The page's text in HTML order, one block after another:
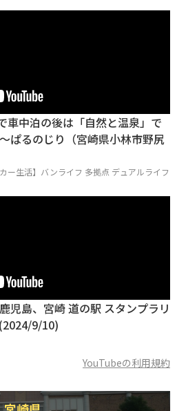
車中泊の後は「自然と温泉」で
ぱるのじり（宮崎県小林市野尻
ー生活】バンライフ 多拠点 デュアルライフ
児島、宮崎 道の駅 スタンプラリ
9/10)
YouTubeの利用規約